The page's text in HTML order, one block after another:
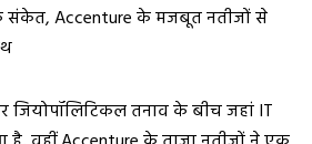
जियोपॉलिटिकल तनाव के बीच जहां IT